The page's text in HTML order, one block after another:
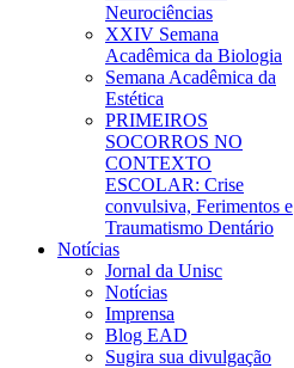
Neurociências
XXIV Semana
Acadêmica da Biologia
Semana Acadêmica da
Estética
PRIMEIROS
SOCORROS NO
CONTEXTO
ESCOLAR: Crise
convulsiva, Ferimentos e
Traumatismo Dentário
Notícias
Jornal da Unisc
Notícias
Imprensa
Blog EAD
Sugira sua divulgação